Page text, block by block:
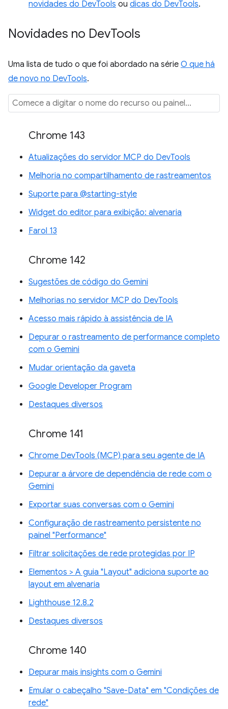
novidades do DevTools ou dicas do DevTools.
Novidades no DevTools
Uma lista de tudo o que foi abordado na série O que há
de novo no DevTools.
Chrome 143
Atualizações do servidor MCP do DevTools
Melhoria no compartilhamento de rastreamentos
Suporte para @starting-style
Widget do editor para exibição: alvenaria
Farol 13
Chrome 142
Sugestões de código do Gemini
Melhorias no servidor MCP do DevTools
Acesso mais rápido à assistência de IA
Depurar o rastreamento de performance completo
com o Gemini
Mudar orientação da gaveta
Google Developer Program
Destaques diversos
Chrome 141
Chrome DevTools (MCP) para seu agente de IA
Depurar a árvore de dependência de rede com o
Gemini
Exportar suas conversas com o Gemini
Configuração de rastreamento persistente no
painel "Performance"
Filtrar solicitações de rede protegidas por IP
Elementos > A guia "Layout" adiciona suporte ao
layout em alvenaria
Lighthouse 12.8.2
Destaques diversos
Chrome 140
Depurar mais insights com o Gemini
Emular o cabeçalho "Save-Data" em "Condições de
rede"